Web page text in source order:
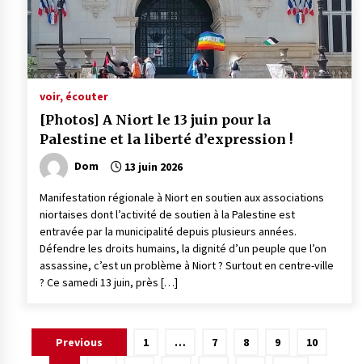
voir, écouter
[Photos] A Niort le 13 juin pour la
Palestine et la liberté d’expression !
Dom 13 juin 2026
Manifestation régionale à Niort en soutien aux associations
niortaises dont l’activité de soutien à la Palestine est
entravée par la municipalité depuis plusieurs années.
Défendre les droits humains, la dignité d’un peuple que l’on
assassine, c’est un problème à Niort ? Surtout en centre-ville
? Ce samedi 13 juin, près […]
Pagination
Previous 1 … 7 8 9
10